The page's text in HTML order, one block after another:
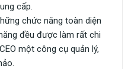
cấp.
chức năng toàn diện
đều được làm rất chi
một công cụ quản lý,